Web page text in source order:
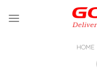
HOME